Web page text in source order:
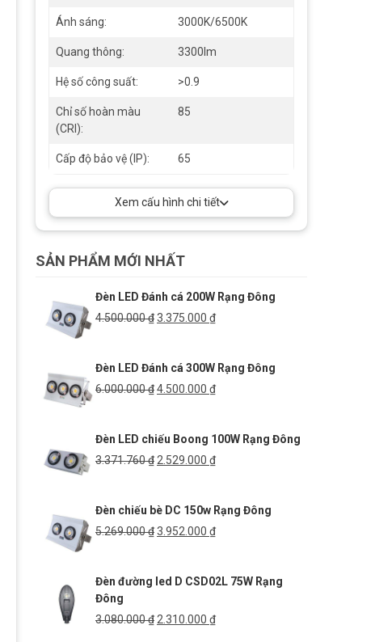
Ánh sáng: 3000K/6500K
Quang thông: 3300lm
Hệ số công suất: >0.9
Chỉ số hoàn màu
(CRI):
85
Cấp độ bảo vệ (IP): 65
Xem cấu hình chi tiết
SẢN PHẨM MỚI NHẤT
Đèn LED Đánh cá 200W Rạng Đông
4.500.000₫Giá
4.500.000 ₫.
3.375.000 ₫Giá
là:
3.375.000 ₫.
Đèn LED Đánh cá 300W Rạng Đông
6.000.000₫Giá
6.000.000 ₫.
4.500.000 ₫Giá
là:
4.500.000 ₫.
Đèn LED chiếu Boong 100W Rạng Đông
3.371.760₫ Giá
3.371.760 ₫.
2.529.000 ₫Giá
là:
2.529.000 ₫.
Đèn chiếu bè DC 150w Rạng Đông
5.269.000₫Giá
5.269.000 ₫.
3.952.000 ₫Giá
là:
Đèn đường led D CSD02L 75W Rạng
Đông
3.080.000₫ Giá
2.310.000 ₫Giá